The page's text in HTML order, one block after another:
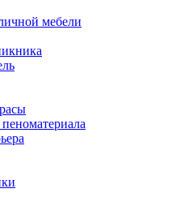
мебели